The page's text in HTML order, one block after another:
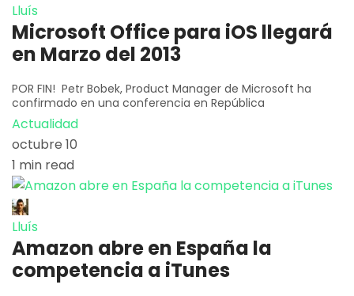
Lluís
Microsoft Office para iOS llegará
en Marzo del 2013
POR FIN! Petr Bobek, Product Manager de Microsoft ha
confirmado en una conferencia en República
Actualidad
octubre 10
1 min read
Lluís
Amazon abre en España la
competencia a iTunes